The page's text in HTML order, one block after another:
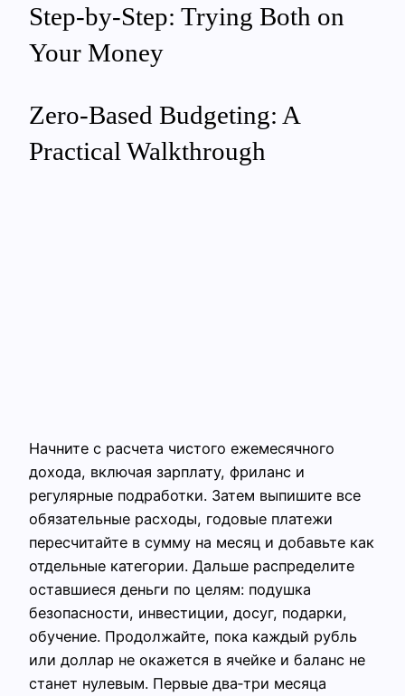
Step-by-Step: Trying Both on
Your Money
Zero-Based Budgeting: A
Practical Walkthrough
Начните с расчета чистого ежемесячного
дохода, включая зарплату, фриланс и
регулярные подработки. Затем выпишите все
обязательные расходы, годовые платежи
пересчитайте в сумму на месяц и добавьте как
отдельные категории. Дальше распределите
оставшиеся деньги по целям: подушка
безопасности, инвестиции, досуг, подарки,
обучение. Продолжайте, пока каждый рубль
или доллар не окажется в ячейке и баланс не
станет нулевым. Первые два‑три месяца